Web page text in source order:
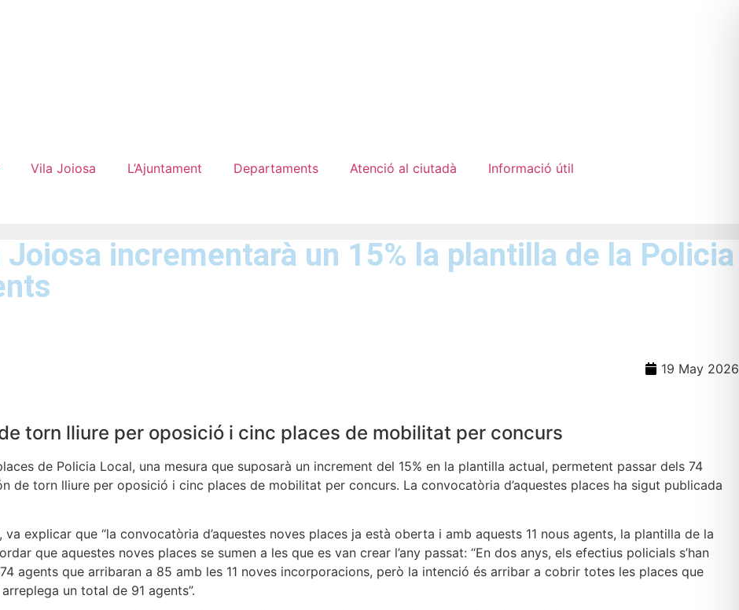
Vila Joiosa L’Ajuntament Departaments Atenció al ciutadà Informació útil
Joiosa incrementarà un 15% la plantilla de la Policia
19 May 2026
torn lliure per oposició i cinc places de mobilitat per concurs
de Policia Local, una mesura que suposarà un increment del 15% en la plantilla actual, permetent passar dels 74
de torn lliure per oposició i cinc places de mobilitat per concurs. La convocatòria d’aquestes places ha sigut publicada
explicar que “la convocatòria d’aquestes noves places ja està oberta i amb aquests 11 nous agents, la plantilla de la
que aquestes noves places se sumen a les que es van crear l’any passat: “En dos anys, els efectius policials s’han
agents que arribaran a 85 amb les 11 noves incorporacions, però la intenció és arribar a cobrir totes les places que
un total de 91 agents”.